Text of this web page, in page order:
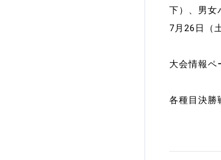
加盟団体登
下）、男女
7月26日（
大会情報
各種目決